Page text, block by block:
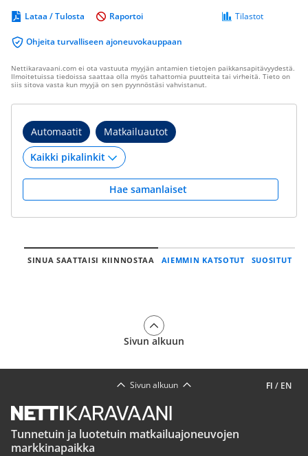
Lataa / Tulosta
Ohjeita turvalliseen ajoneuvokauppaan
Tilastot
Raportoi
Nettikaravaani.com ei ota vastuuta myyjän antamien tietojen paikkansapitävyydestä.
Ilmoitetuissa tiedoissa saattaa olla myös tahattomia puutteita tai virheitä. Tieto on
siis sitova vasta kun myyjä on sen pyynnöstäsi vahvistanut.
Automaatit Matkailuautot
Hae samanlaiset
SINUA SAATTAISI KIINNOSTAA AIEMMIN KATSOTUT SUOSITUT
Sivun alkuun
FI / EN
Sivun alkuun
Tunnetuin ja luotetuin matkailuajoneuvojen
markkinapaikka